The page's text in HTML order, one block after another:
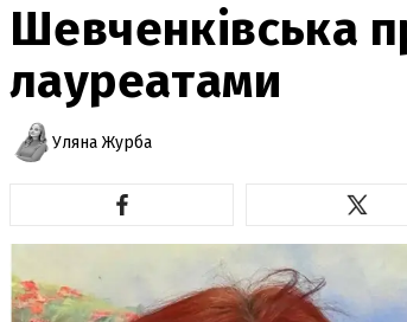
Шевченківська
лауреатами
Уляна Журба